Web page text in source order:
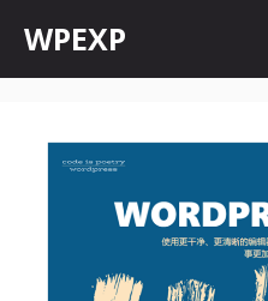
内
WPEXP